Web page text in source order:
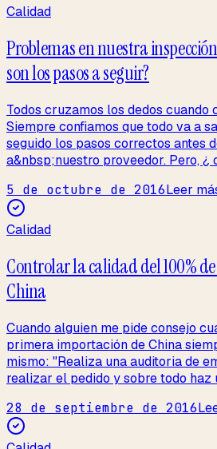
Calidad
Problemas en nuestra
son los pasos a seguir?
Todos cruzamos los dedos cuando
Siempre confiamos que todo va a
seguido los pasos correctos antes
a&nbsp;nuestro proveedor. Pero, ¿
5 de octubre de 2016Leer
Calidad
Controlar la calidad del 100%
China
Cuando alguien me pide consejo
primera importación de China
mismo: "Realiza una auditoria de
realizar el pedido y sobre todo haz
28 de septiembre de 2016